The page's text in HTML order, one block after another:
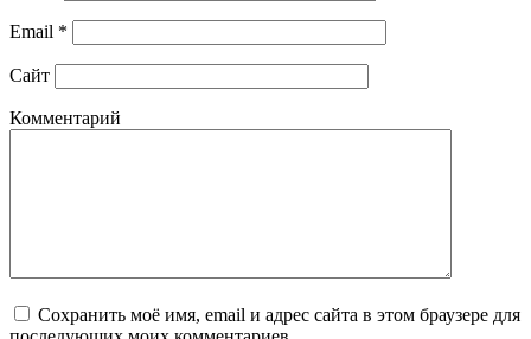
Email *
Сайт
Комментарий
Сохранить моё имя, email и адрес сайта в этом браузере для